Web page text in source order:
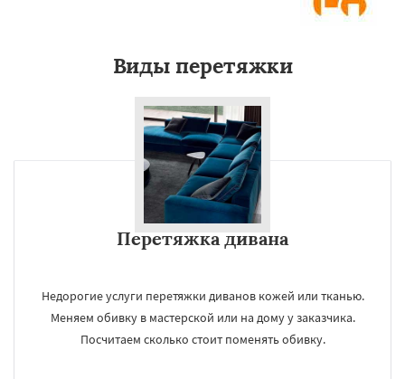
Виды перетяжки
Перетяжка дивана
Недорогие услуги перетяжки диванов кожей или тканью.
Меняем обивку в мастерской или на дому у заказчика.
Посчитаем сколько стоит поменять обивку.